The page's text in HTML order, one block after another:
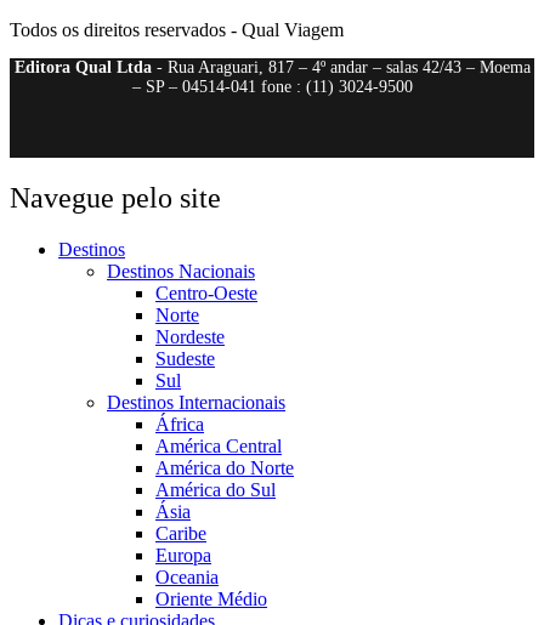
Todos os direitos reservados - Qual Viagem
Editora Qual Ltda- Rua Araguari, 817 – 4º andar – salas 42/43 – Moema
– SP – 04514-041 fone : (11) 3024-9500
Navegue pelo site
Destinos
Destinos Nacionais
Centro-Oeste
Norte
Nordeste
Sudeste
Sul
Destinos Internacionais
África
América Central
América do Norte
América do Sul
Ásia
Caribe
Europa
Oceania
Oriente Médio
Dicas e curiosidades